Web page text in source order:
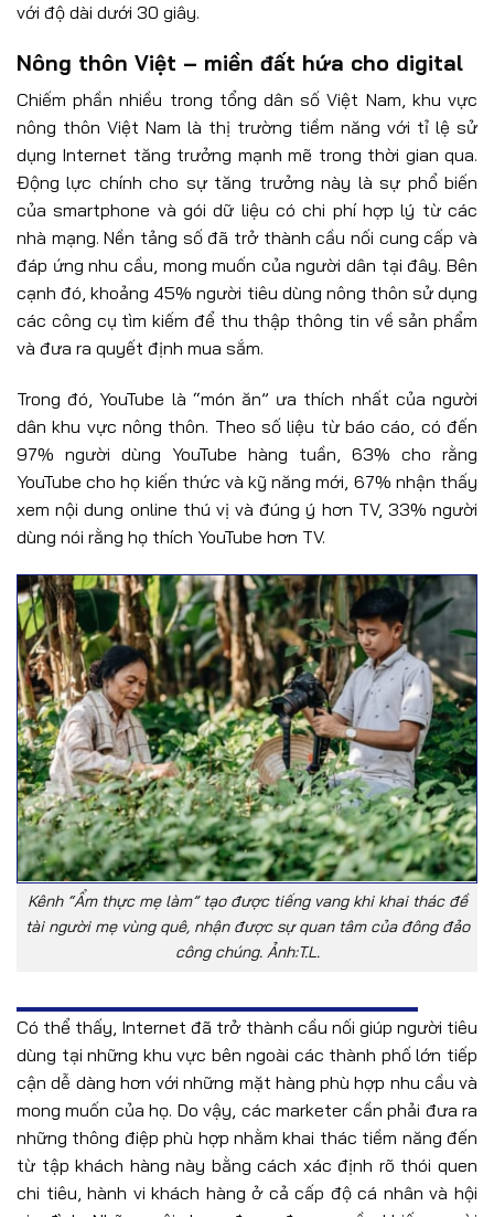
với độ dài dưới 30 giây.
Nông thôn Việt – miền đất hứa cho digital
Chiếm phần nhiều trong tổng dân số Việt Nam, khu vực
nông thôn Việt Nam là thị trường tiềm năng với tỉ lệ sử
dụng Internet tăng trưởng mạnh mẽ trong thời gian qua.
Động lực chính cho sự tăng trưởng này là sự phổ biến
của smartphone và gói dữ liệu có chi phí hợp lý từ các
nhà mạng. Nền tảng số đã trở thành cầu nối cung cấp và
đáp ứng nhu cầu, mong muốn của người dân tại đây. Bên
cạnh đó, khoảng 45% người tiêu dùng nông thôn sử dụng
các công cụ tìm kiếm để thu thập thông tin về sản phẩm
và đưa ra quyết định mua sắm.
Trong đó, YouTube là “món ăn” ưa thích nhất của người
dân khu vực nông thôn. Theo số liệu từ báo cáo, có đến
97% người dùng YouTube hàng tuần, 63% cho rằng
YouTube cho họ kiến thức và kỹ năng mới, 67% nhận thấy
xem nội dung online thú vị và đúng ý hơn TV, 33% người
dùng nói rằng họ thích YouTube hơn TV.
Kênh “Ẩm thực mẹ làm” tạo được tiếng vang khi khai thác đề
tài người mẹ vùng quê, nhận được sự quan tâm của đông đảo
công chúng. Ảnh:T.L.
Có thể thấy, Internet đã trở thành cầu nối giúp người tiêu
dùng tại những khu vực bên ngoài các thành phố lớn tiếp
cận dễ dàng hơn với những mặt hàng phù hợp nhu cầu và
mong muốn của họ. Do vậy, các marketer cần phải đưa ra
những thông điệp phù hợp nhằm khai thác tiềm năng đến
từ tập khách hàng này bằng cách xác định rõ thói quen
chi tiêu, hành vi khách hàng ở cả cấp độ cá nhân và hội